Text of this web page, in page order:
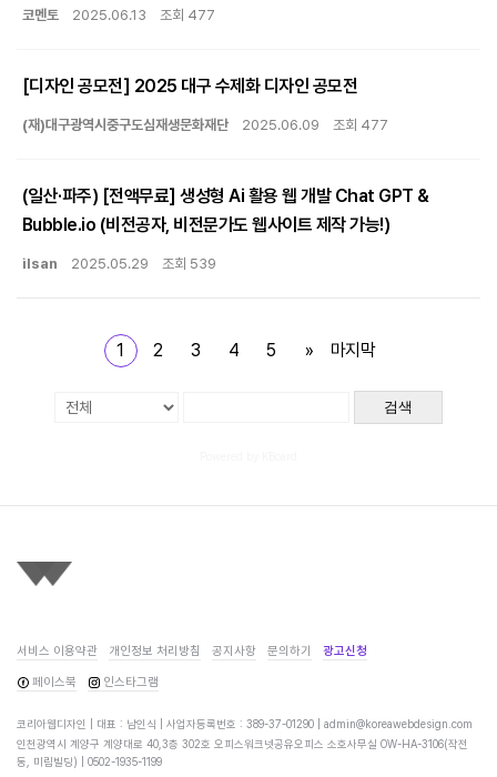
코멘토 2025.06.13 조회 477
[디자인 공모전] 2025 대구 수제화 디자인 공모전
(재)대구광역시중구도심재생문화재단 2025.06.09 조회 477
(일산·파주) [전액무료] 생성형 Ai 활용 웹 개발 Chat GPT &
Bubble.io ​(비전공자, 비전문가도 웹사이트 제작 가능!)
ilsan 2025.05.29 조회 539
1 2 3 4 5 » 마지막
검색
서비스 이용약관 개인정보 처리방침 공지사항 문의하기 광고신청
페이스북 인스타그램
코리아웹디자인 | 대표 : 남인식 | 사업자등록번호 : 389-37-01290 | admin@koreawebdesign.com
인천광역시 계양구 계양대로 40,3층 302호 오피스워크넷공유오피스 소호사무실 OW-HA-3106(작전
동, 미림빌딩) | 0502-1935-1199